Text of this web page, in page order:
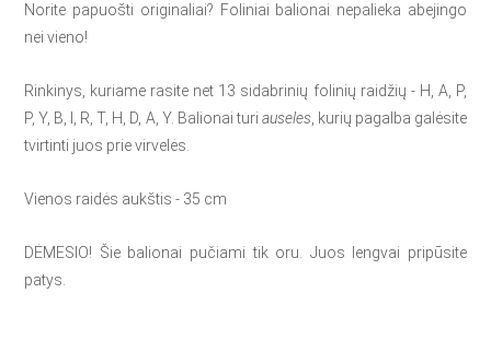
Norite papuošti originaliai? Foliniai balionai nepalieka abejingo
nei vieno!
Rinkinys, kuriame rasite net 13 sidabrinių folinių raidžių - H, A, P,
P, Y, B, I, R, T, H, D, A, Y. Balionai turi auseles, kurių pagalba galėsite
tvirtinti juos prie virvelės.
Vienos raidės aukštis - 35 cm
DĖMESIO! Šie balionai pučiami tik oru. Juos lengvai pripūsite
patys.